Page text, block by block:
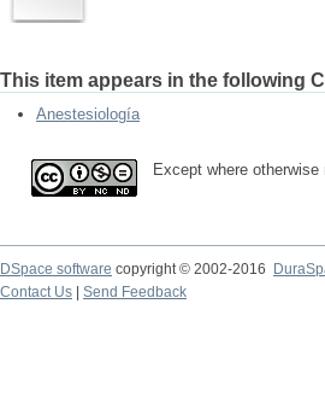
This item appears in the following
Anestesiología
Except where
DSpace software copyright © 2002-2016
Contact Us
Send Feedback